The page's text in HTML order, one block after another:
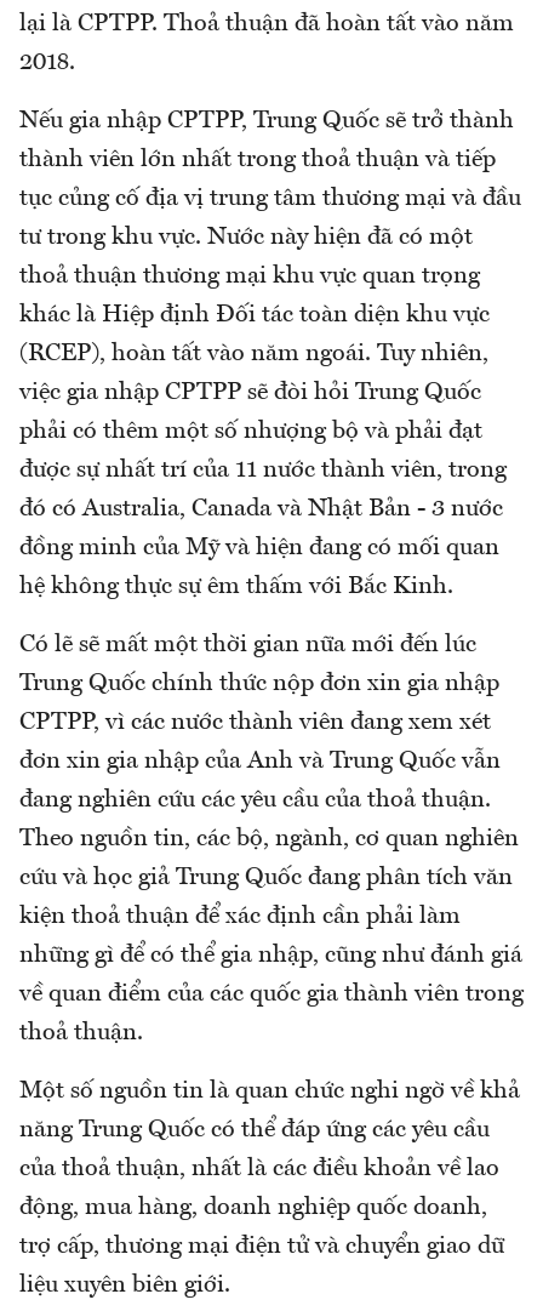
lại là CPTPP. Thoả thuận đã hoàn tất vào năm
2018.
Nếu gia nhập CPTPP, Trung Quốc sẽ trở thành
thành viên lớn nhất trong thoả thuận và tiếp
tục củng cố địa vị trung tâm thương mại và đầu
tư trong khu vực. Nước này hiện đã có một
thoả thuận thương mại khu vực quan trọng
khác là Hiệp định Đối tác toàn diện khu vực
(RCEP), hoàn tất vào năm ngoái. Tuy nhiên,
việc gia nhập CPTPP sẽ đòi hỏi Trung Quốc
phải có thêm một số nhượng bộ và phải đạt
được sự nhất trí của 11 nước thành viên, trong
đó có Australia, Canada và Nhật Bản - 3 nước
đồng minh của Mỹ và hiện đang có mối quan
hệ không thực sự êm thấm với Bắc Kinh.
Có lẽ sẽ mất một thời gian nữa mới đến lúc
Trung Quốc chính thức nộp đơn xin gia nhập
CPTPP, vì các nước thành viên đang xem xét
đơn xin gia nhập của Anh và Trung Quốc vẫn
đang nghiên cứu các yêu cầu của thoả thuận.
Theo nguồn tin, các bộ, ngành, cơ quan nghiên
cứu và học giả Trung Quốc đang phân tích văn
kiện thoả thuận để xác định cần phải làm
những gì để có thể gia nhập, cũng như đánh giá
về quan điểm của các quốc gia thành viên trong
thoả thuận.
Một số nguồn tin là quan chức nghi ngờ về khả
năng Trung Quốc có thể đáp ứng các yêu cầu
của thoả thuận, nhất là các điều khoản về lao
động, mua hàng, doanh nghiệp quốc doanh,
trợ cấp, thương mại điện tử và chuyển giao dữ
liệu xuyên biên giới.